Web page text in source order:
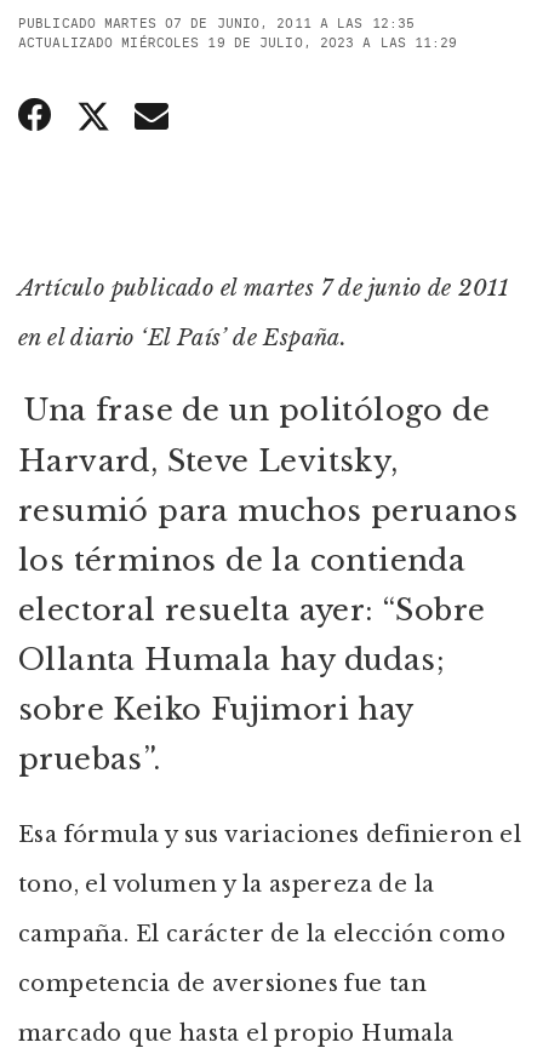
PUBLICADO MARTES 07 DE JUNIO, 2011 A LAS 12:35
ACTUALIZADO MIÉRCOLES 19 DE JULIO, 2023 A LAS 11:29
Artículo publicado el martes 7 de junio de 2011
en el diario ‘El País’ de España.
Una frase de un politólogo de
Harvard, Steve Levitsky,
resumió para muchos peruanos
los términos de la contienda
electoral resuelta ayer: “Sobre
Ollanta Humala hay dudas;
sobre Keiko Fujimori hay
pruebas”.
Esa fórmula y sus variaciones definieron el
tono, el volumen y la aspereza de la
campaña. El carácter de la elección como
competencia de aversiones fue tan
marcado que hasta el propio Humala